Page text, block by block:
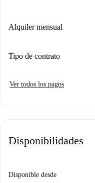
Alquiler mensual
Tipo de contrato
Ver todos los pagos
Disponibilidades
Disponible desde